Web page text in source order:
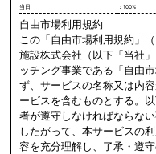
当日
：100%
自由市場利用規約
この「自由市場利用規約」
施設株式会社（以下「当社
ッチング事業である「自由
ず、サービスの名称又は内
ービスを含むものとする。
者が遵守しなければならな
したがって、本サービスの
容を充分理解し、了承・遵